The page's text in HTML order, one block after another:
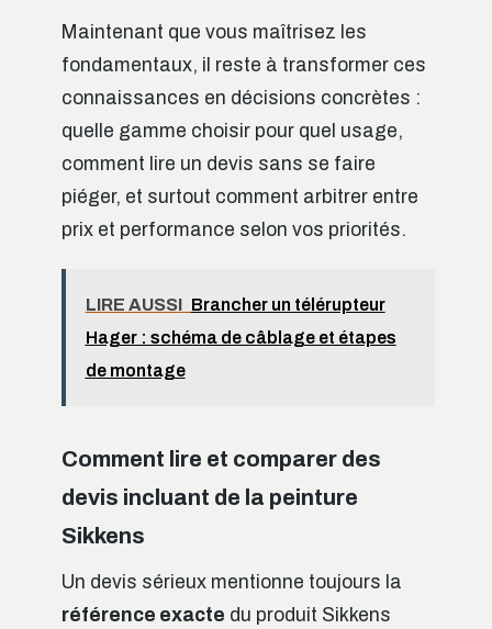
Maintenant que vous maîtrisez les
fondamentaux, il reste à transformer ces
connaissances en décisions concrètes :
quelle gamme choisir pour quel usage,
comment lire un devis sans se faire
piéger, et surtout comment arbitrer entre
prix et performance selon vos priorités.
LIRE AUSSI Brancher un télérupteur
Hager : schéma de câblage et étapes
de montage
Comment lire et comparer des
devis incluant de la peinture
Sikkens
Un devis sérieux mentionne toujours la
référence exacte du produit Sikkens